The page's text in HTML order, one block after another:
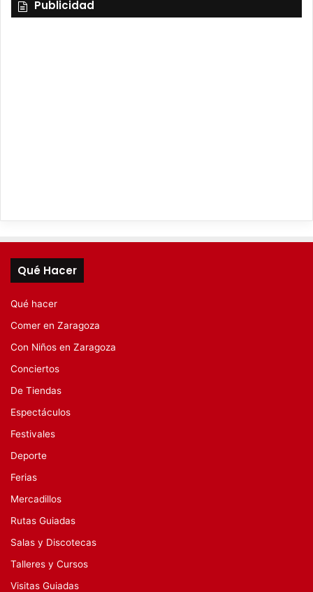
Publicidad
Qué Hacer
Qué hacer
Comer en Zaragoza
Con Niños en Zaragoza
Conciertos
De Tiendas
Espectáculos
Festivales
Deporte
Ferias
Mercadillos
Rutas Guiadas
Salas y Discotecas
Talleres y Cursos
Visitas Guiadas